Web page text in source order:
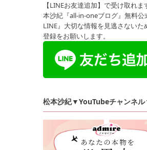
【LINEお友達追加】で受け取れま
本沙紀『all-in-oneブログ』無料公
LINE』大切な情報を見逃さないた
登録をお願いします。
松本沙紀▼YouTubeチャンネ